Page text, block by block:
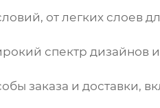
от легких слоев
спектр дизайнов
заказа и доставки,